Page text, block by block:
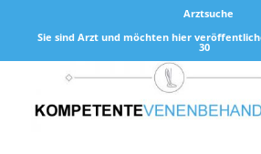
Arztsuche
Sie sind Arzt und möchten hier
30